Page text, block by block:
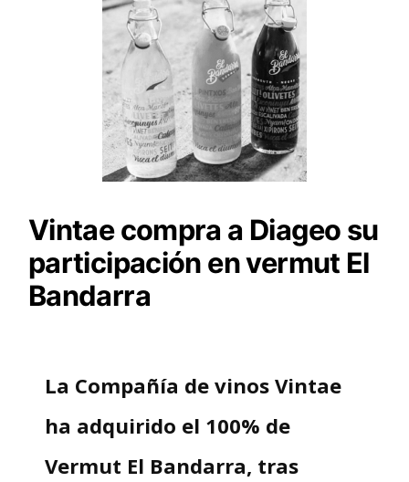
Vintae compra a Diageo su
participación en vermut El
Bandarra
La Compañía de vinos Vintae
ha adquirido el 100% de
Vermut El Bandarra, tras